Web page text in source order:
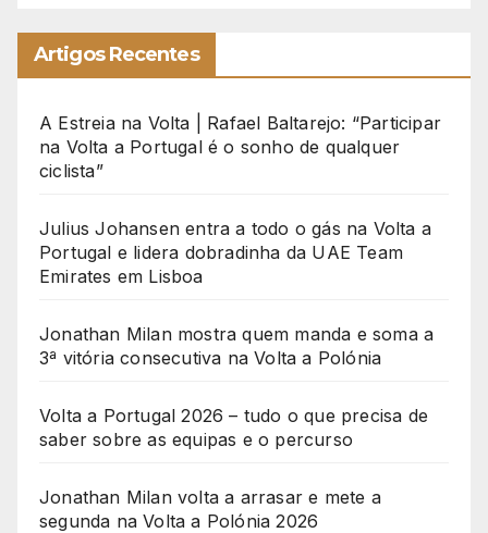
Artigos Recentes
A Estreia na Volta | Rafael Baltarejo: “Participar
na Volta a Portugal é o sonho de qualquer
ciclista”
Julius Johansen entra a todo o gás na Volta a
Portugal e lidera dobradinha da UAE Team
Emirates em Lisboa
Jonathan Milan mostra quem manda e soma a
3ª vitória consecutiva na Volta a Polónia
Volta a Portugal 2026 – tudo o que precisa de
saber sobre as equipas e o percurso
Jonathan Milan volta a arrasar e mete a
segunda na Volta a Polónia 2026